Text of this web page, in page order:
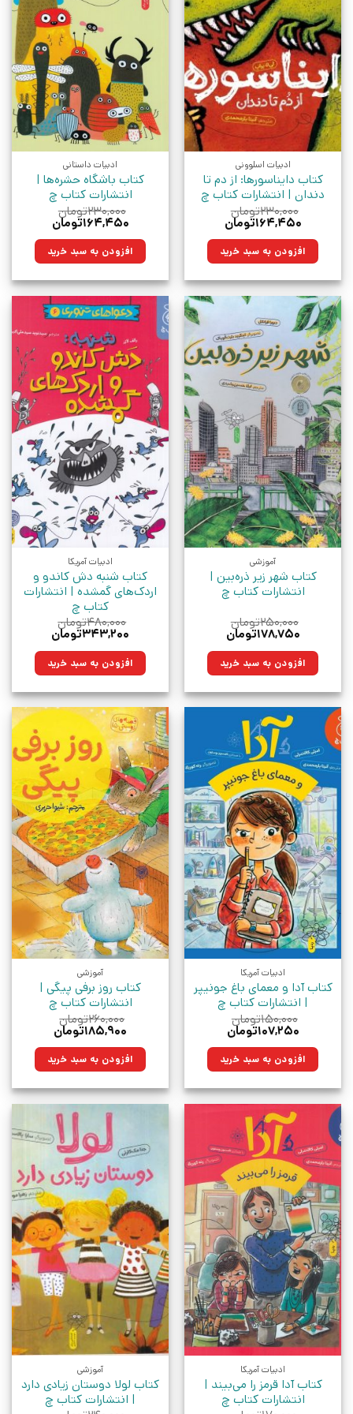
ادبیات اسلوونی
کتاب دایناسورها: از دم تا
دندان | انتشارات کتاب چ
۲۳۰,۰۰۰تومان
قیمت
۲۳۰,۰۰۰تومان
بود.
۱۶۴,۴۵۰تومان
۱۶۴,۴۵۰تومان.افزودن به سبد خرید
ادبیات داستانی
کتاب باشگاه حشره‌ها |
انتشارات کتاب چ
۲۳۰,۰۰۰تومان
قیمت
۲۳۰,۰۰۰تومان
بود.
۱۶۴,۴۵۰تومان
۱۶۴,۴۵۰تومان.افزودن به سبد خرید
آموزشی
کتاب شهر زیر ذره‌بین |
انتشارات کتاب چ
۲۵۰,۰۰۰تومان
قیمت
۲۵۰,۰۰۰تومان
بود.
۱۷۸,۷۵۰تومان
۱۷۸,۷۵۰تومان.افزودن به سبد خرید
ادبیات آمریکا
کتاب شنبه دش کاندو و
اردک‌های گمشده | انتشارات
کتاب چ
۴۸۰,۰۰۰تومان
قیمت
۴۸۰,۰۰۰تومان
بود.
۳۴۳,۲۰۰تومان
۳۴۳,۲۰۰تومان.افزودن به سبد خرید
ادبیات آمریکا
کتاب آدا و معمای باغ جونیپر
| انتشارات کتاب چ
۱۵۰,۰۰۰تومان
قیمت
۱۵۰,۰۰۰تومان
بود.
۱۰۷,۲۵۰تومان
۱۰۷,۲۵۰تومان.افزودن به سبد خرید
آموزشی
کتاب روز برفی پیگی |
انتشارات کتاب چ
۲۶۰,۰۰۰تومان
قیمت
۲۶۰,۰۰۰تومان
بود.
۱۸۵,۹۰۰تومان
۱۸۵,۹۰۰تومان.افزودن به سبد خرید
ادبیات آمریکا
کتاب آدا قرمز را می‌بیند |
انتشارات کتاب چ
آموزشی
کتاب لولا دوستان زیادی دارد
| انتشارات کتاب چ